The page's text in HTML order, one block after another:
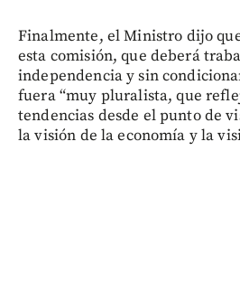
Finalmente, el Ministro dijo
esta comisión, que deberá
independencia y sin
fuera “muy pluralista, que
tendencias desde el punto de
la visión de la economía y la